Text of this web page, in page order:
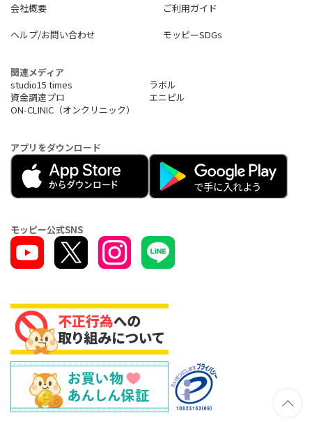
会社概要
ご利用ガイド
ヘルプ/お問い合わせ
モッピーSDGs
関連メディア
studio15 times
ラボル
資金調達プロ
エニピル
ON-CLINIC（オンクリニック）
アプリをダウンロード
モッピー公式SNS